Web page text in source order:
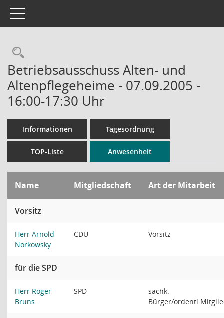
Toggle navigation
Rechercheauswahl
Betriebsausschuss Alten- und
Altenpflegeheime - 07.09.2005 -
16:00-17:30 Uhr
Informationen Tagesordnung
TOP-Liste Anwesenheit
Name Mitgliedschaft Art der Mitarbeit
Vorsitz
Herr Arnold
Norkowsky
CDU Vorsitz
für die SPD
Herr Roger
Bruns
SPD
sachk.
Bürger/